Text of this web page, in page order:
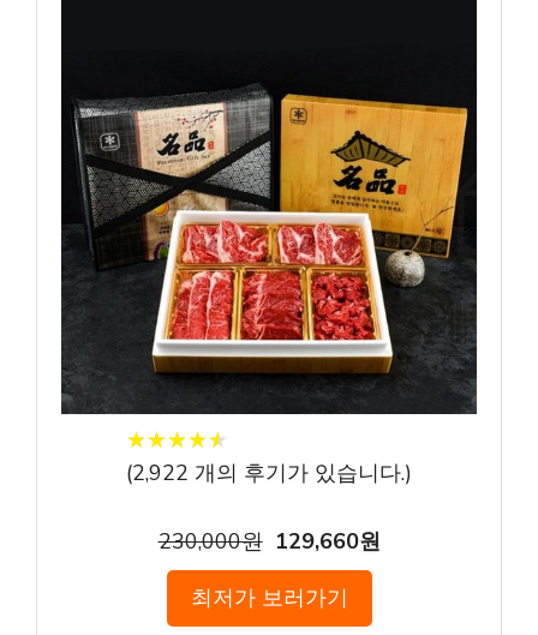
★★★★★
★★★★★
(2,922 개의 후기가 있습니다.)
230,000원 129,660원
최저가 보러가기